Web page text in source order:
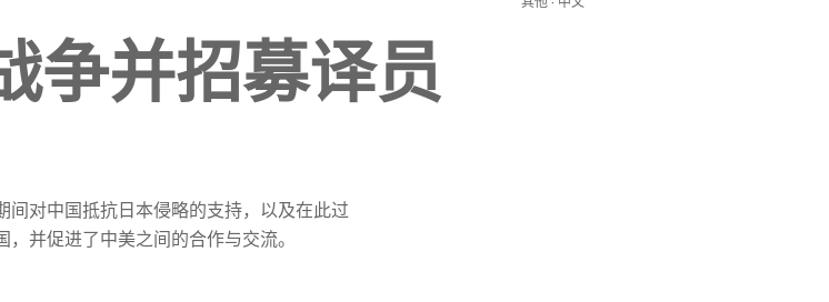
争并招募译员
对中国抵抗日本侵略的支持，以及在此过
并促进了中美之间的合作与交流。